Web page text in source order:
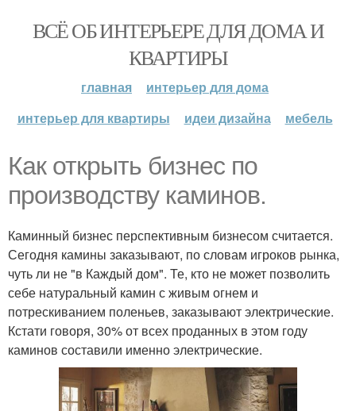
ВСЁ ОБ ИНТЕРЬЕРЕ ДЛЯ ДОМА И
КВАРТИРЫ
главная
интерьер для дома
интерьер для квартиры
идеи дизайна мебель
Как открыть бизнес по
производству каминов.
Каминный бизнес перспективным бизнесом считается.
Сегодня камины заказывают, по словам игроков рынка,
чуть ли не "в Каждый дом". Те, кто не может позволить
себе натуральный камин с живым огнем и
потрескиванием поленьев, заказывают электрические.
Кстати говоря, 30% от всех проданных в этом году
каминов составили именно электрические.